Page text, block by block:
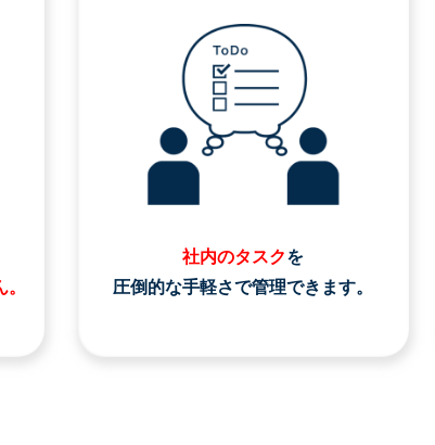
社内のタスクを
圧倒的な手軽さで管理できます。